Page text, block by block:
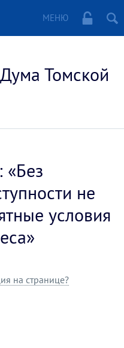
МЕНЮ
Томской
«Без
не
условия
на странице?